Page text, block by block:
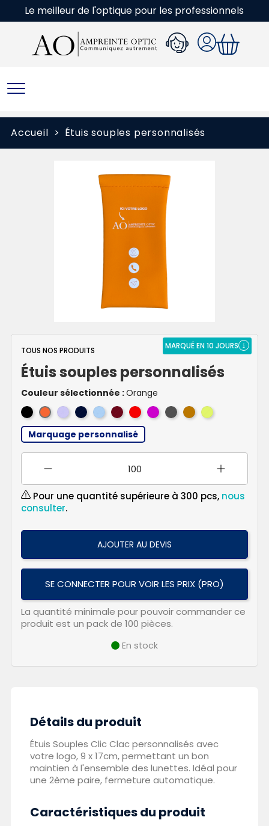
Le meilleur de l'optique pour les professionnels
Accueil Étuis souples personnalisés
Détails du produit
Étuis Souples Clic Clac personnalisés avec
votre logo, 9 x 17cm, permettant un bon
maintien à l'ensemble des lunettes. Idéal pour
une 2ème paire, fermeture automatique.
Caractéristiques du produit
MARQUÉ EN 10 JOURS
TOUS NOS PRODUITS
Étuis souples personnalisés
Noir
-
intérieur
Couleur sélectionnée :Orange
Orange
VioletBleu
Foncé
Bleu
Turquoise
Bordeaux
RougeFushiaGris Marron
Anis
Marquage personnalisé
Pour une quantité supérieure à 300 pcs, nous
consulter.
AJOUTER AU DEVIS
SE CONNECTER POUR VOIR LES PRIX (PRO)
La quantité minimale pour pouvoir commander ce
produit est un pack de 100 pièces.
En stock